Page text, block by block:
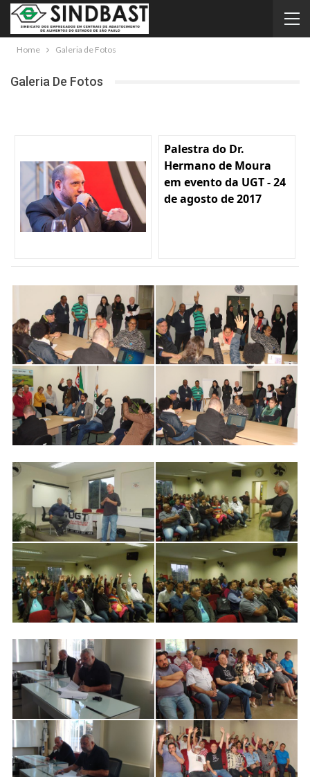
Home Galeria de Fotos
Galeria De Fotos
Palestra do Dr.
Hermano de Moura
em evento da UGT - 24
de agosto de 2017